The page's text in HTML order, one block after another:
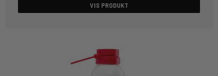
VIS PRODUKT